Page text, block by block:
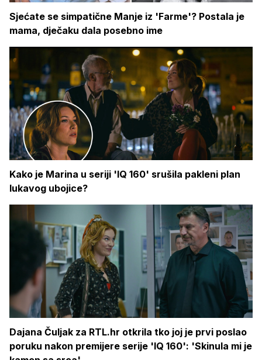
Sjećate se simpatične Manje iz 'Farme'? Postala je
mama, dječaku dala posebno ime
Kako je Marina u seriji 'IQ 160' srušila pakleni plan
lukavog ubojice?
Dajana Čuljak za RTL.hr otkrila tko joj je prvi poslao
poruku nakon premijere serije 'IQ 160': 'Skinula mi je